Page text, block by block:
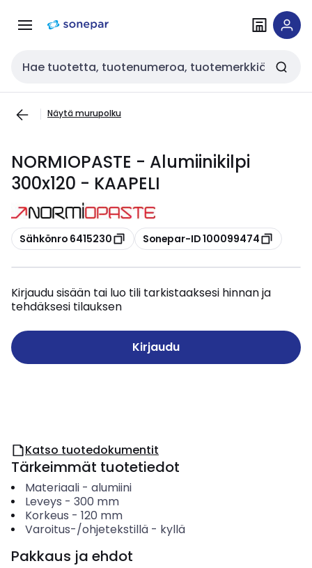
navigointiinsisältöön
Haku
Näytä murupolku
NORMIOPASTE - Alumiinikilpi
300x120 - KAAPELI
Kopioi
Sähkönro 6415230 Kopioi
Sonepar-ID 100099474
Kirjaudu sisään tai luo tili tarkistaaksesi hinnan ja
tehdäksesi tilauksen
Kirjaudu
Katso tuotedokumentit
Tärkeimmät tuotetiedot
Materiaali- alumiini
Leveys - 300 mm
Korkeus - 120 mm
Varoitus-/ohjetekstillä- kyllä
Pakkaus ja ehdot